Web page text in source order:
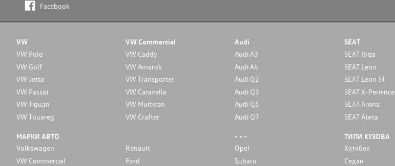
Facebook
VW
VW Polo
VW Golf
VW Jetta
VW Passat
VW Tiguan
VW Touareg
VW Commercial
VW Caddy
VW Amarok
VW Transporter
VW Caravelle
VW Multivan
VW Crafter
Audi
Audi A3
Audi A4
Audi Q2
Audi Q3
Audi Q5
Audi Q7
SEAT
SEAT Ibiza
SEAT Leon
SEAT Leon ST
SEAT X-Perience
SEAT Arona
SEAT Ateca
МАРКИ АВТО
Volkswagen
Renault
VW Commercial
Ford
- - -
Opel
Subaru
ТИПИ КУЗОВА
Хетчбек
Седан